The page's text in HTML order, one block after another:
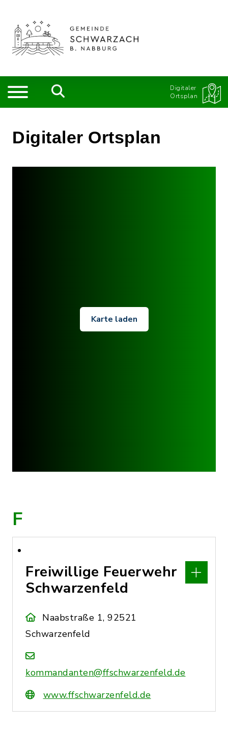
Digitaler
Ortsplan
Digitaler Ortsplan
Karte laden
F
Freiwillige Feuerwehr
Schwarzenfeld
Naabstraße 1, 92521
Schwarzenfeld
kommandanten@ffschwarzenfeld.de
www.ffschwarzenfeld.de